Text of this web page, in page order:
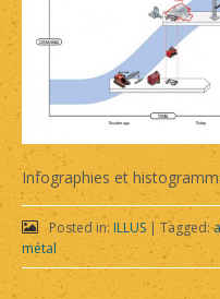
Infographies et
Posted in: ILLUS | Tagged:
métal